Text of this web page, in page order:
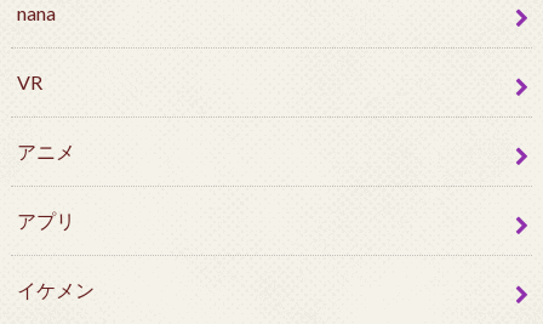
nana
VR
アニメ
アプリ
イケメン